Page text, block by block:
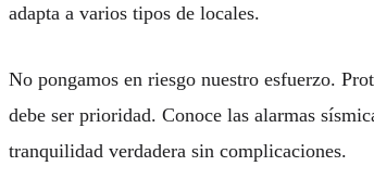
adapta a varios tipos de locales.
No pongamos en riesgo nuestro esfuerzo.
debe ser prioridad. Conoce las alarmas
tranquilidad verdadera sin complicaciones.